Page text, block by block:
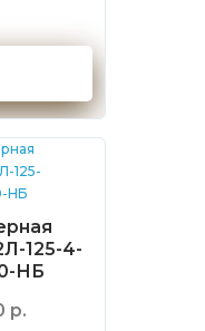
125-4-
НБ
р.